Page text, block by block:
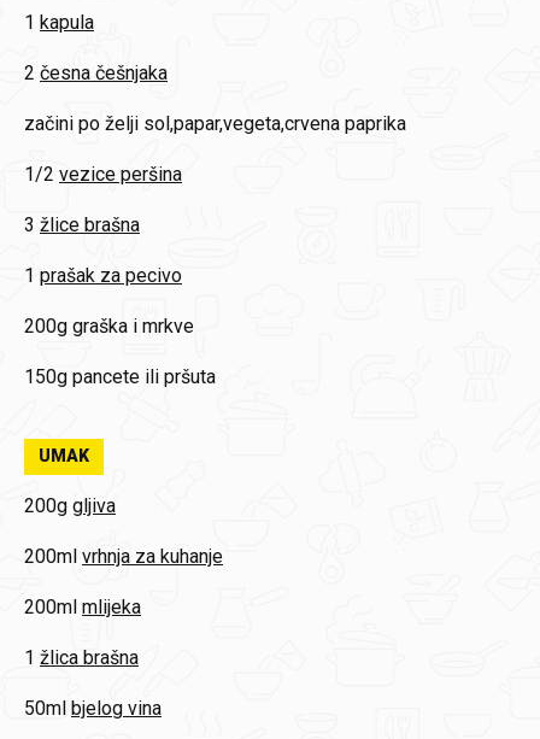
1 kapula
2 česna češnjaka
začini po želji sol,papar,vegeta,crvena paprika
1/2 vezice peršina
3 žlice brašna
1 prašak za pecivo
200g graška i mrkve
150g pancete ili pršuta
UMAK
200g gljiva
200ml vrhnja za kuhanje
200ml mlijeka
1 žlica brašna
50ml bjelog vina